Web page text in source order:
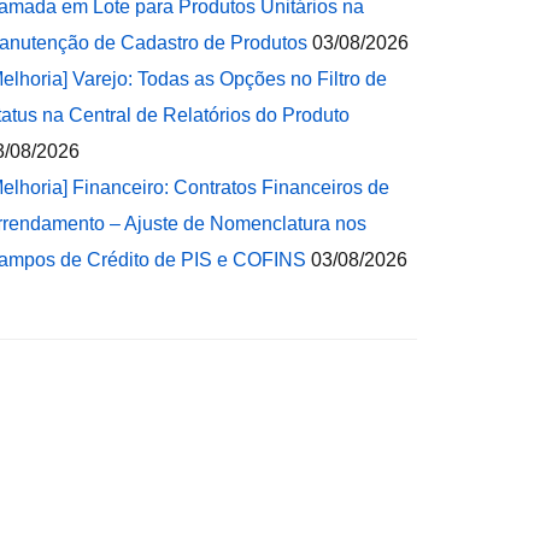
em Lote para Produtos Unitários na
de Cadastro de Produtos 03/08/2026
Varejo: Todas as Opções no Filtro de
na Central de Relatórios do Produto
08/2026
Financeiro: Contratos Financeiros de
– Ajuste de Nomenclatura nos
de Crédito de PIS e COFINS 03/08/2026